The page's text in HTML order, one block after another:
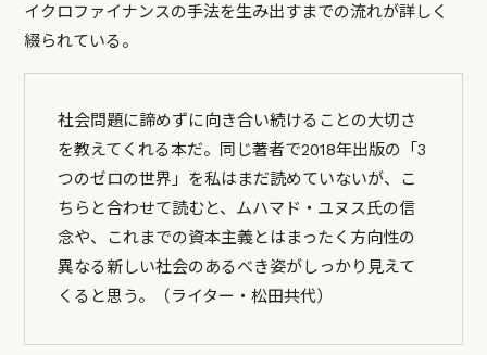
イクロファイナンスの手法を生み出すまでの流れが詳しく
綴られている。
社会問題に諦めずに向き合い続けることの大切さ
を教えてくれる本だ。同じ著者で2018年出版の「3
つのゼロの世界」を私はまだ読めていないが、こ
ちらと合わせて読むと、ムハマド・ユヌス氏の信
念や、これまでの資本主義とはまったく方向性の
異なる新しい社会のあるべき姿がしっかり見えて
くると思う。（ライター・松田共代）